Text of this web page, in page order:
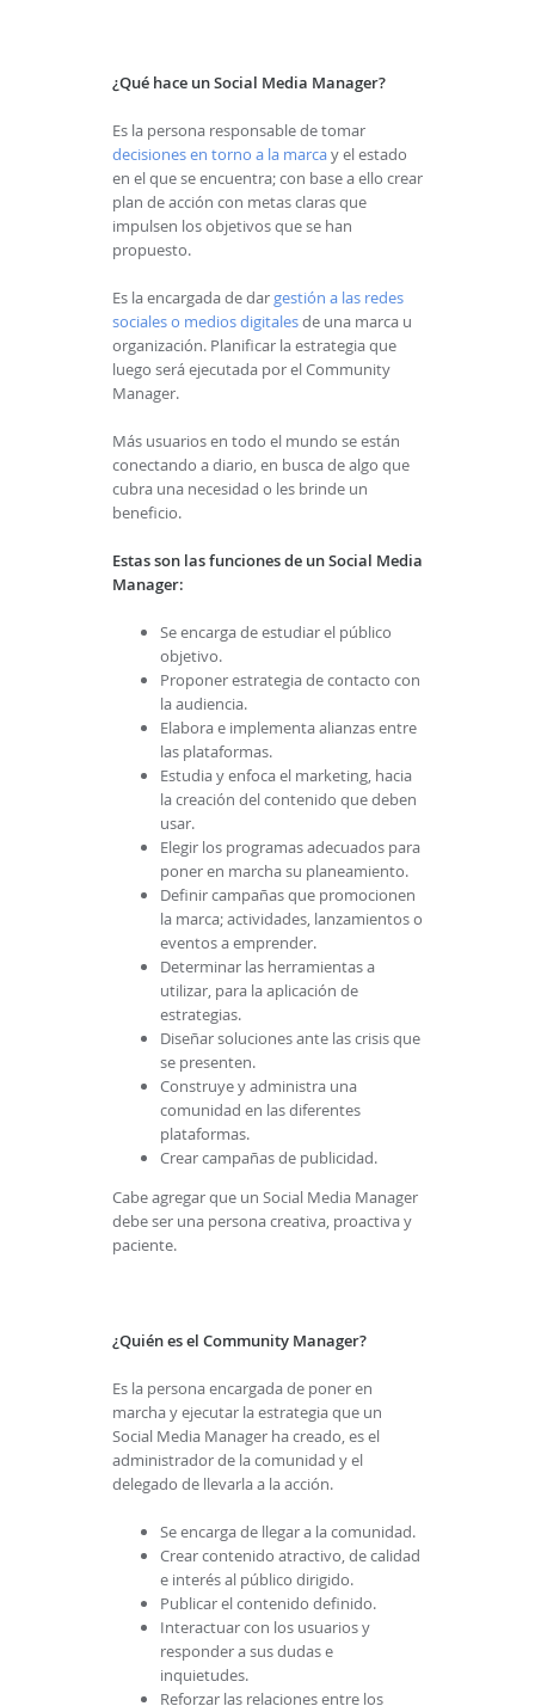
¿Qué hace un Social Media Manager?
Es la persona responsable de tomar
decisiones en torno a la marcay el estado
en el que se encuentra; con base a ello crear
plan de acción con metas claras que
impulsen los objetivos que se han
propuesto.
Es la encargada de dargestión a las redes
sociales o medios digitalesde una marca u
organización. Planificar la estrategia que
luego será ejecutada por el Community
Manager.
Más usuarios en todo el mundo se están
conectando a diario, en busca de algo que
cubra una necesidad o les brinde un
beneficio.
Estas son las funciones de un Social Media
Manager:
Se encarga de estudiar el público
objetivo.
Proponer estrategia de contacto con
la audiencia.
Elabora e implementa alianzas entre
las plataformas.
Estudia y enfoca el marketing, hacia
la creación del contenido que deben
usar.
Elegir los programas adecuados para
poner en marcha su planeamiento.
Definir campañas que promocionen
la marca; actividades, lanzamientos o
eventos a emprender.
Determinar las herramientas a
utilizar, para la aplicación de
estrategias.
Diseñar soluciones ante las crisis que
se presenten.
Construye y administra una
comunidad en las diferentes
plataformas.
Crear campañas de publicidad.
Cabe agregar que un Social Media Manager
debe ser una persona creativa, proactiva y
paciente.
¿Quién es el Community Manager?
Es la persona encargada de poner en
marcha y ejecutar la estrategia que un
Social Media Manager ha creado, es el
administrador de la comunidad y el
delegado de llevarla a la acción.
Se encarga de llegar a la comunidad.
Crear contenido atractivo, de calidad
e interés al público dirigido.
Publicar el contenido definido.
Interactuar con los usuarios y
responder a sus dudas e
inquietudes.
Reforzar las relaciones entre los